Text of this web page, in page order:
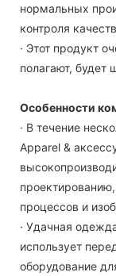
нормальных
контроля
· Этот продукт
полагают, будет
Особенности
· В течение
Apparel &
процессов и
· Удачная
использует
оборудование